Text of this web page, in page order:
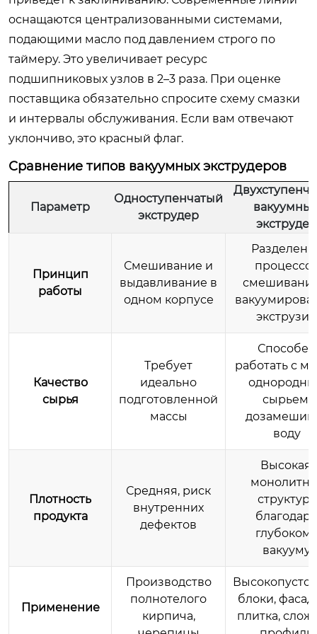
оснащаются централизованными системами,
подающими масло под давлением строго по
таймеру. Это увеличивает ресурс
подшипниковых узлов в 2–3 раза. При оценке
поставщика обязательно спросите схему смазки
и интервалы обслуживания. Если вам отвечают
уклончиво, это красный флаг.
Сравнение типов вакуумных экструдеров
Параметр
Одноступенчатый
экструдер
экструдер
Принцип
работы
Смешивание и
выдавливание в
одном корпусе
экструзии
Качество
сырья
Требует
идеально
подготовленной
массы
Способен
работать с
сырьем,
воду
Плотность
продукта
Средняя, риск
внутренних
дефектов
Высокая,
структура
благодаря
глубокому
вакууму
Применение
Производство
полнотелого
кирпича,
блоки,
плитка,